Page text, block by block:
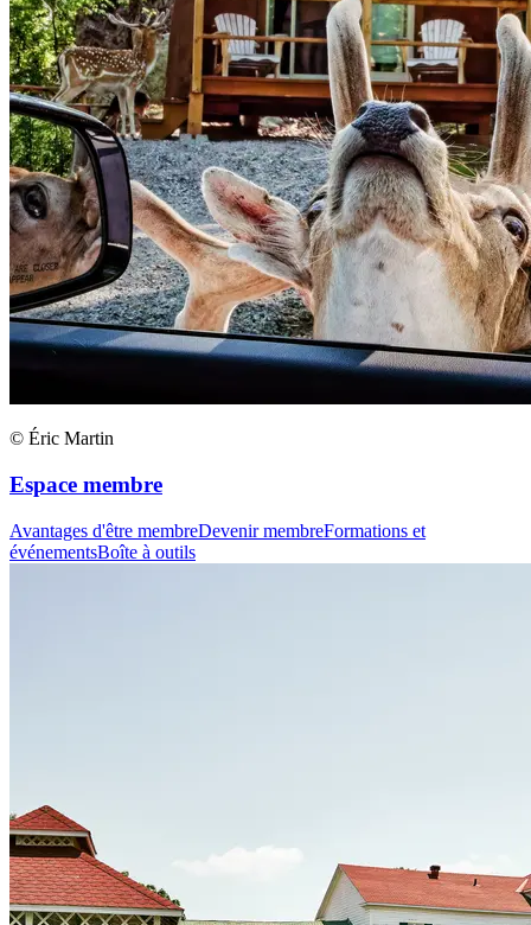
© Éric Martin
Espace membre
Avantages d'être membreDevenir membreFormations et
événementsBoîte à outils